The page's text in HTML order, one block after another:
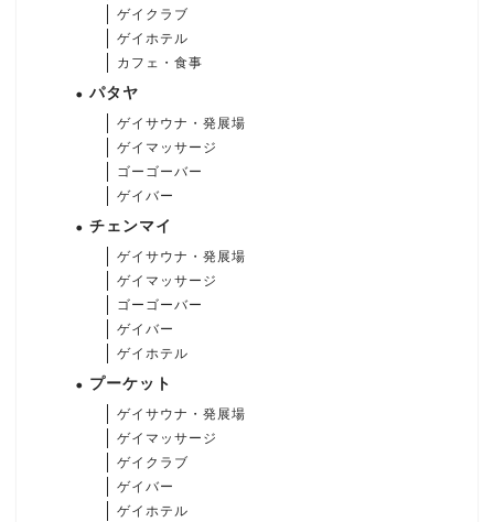
ゲイクラブ
ゲイホテル
カフェ・食事
パタヤ
ゲイサウナ・発展場
ゲイマッサージ
ゴーゴーバー
ゲイバー
チェンマイ
ゲイサウナ・発展場
ゲイマッサージ
ゴーゴーバー
ゲイバー
ゲイホテル
プーケット
ゲイサウナ・発展場
ゲイマッサージ
ゲイクラブ
ゲイバー
ゲイホテル